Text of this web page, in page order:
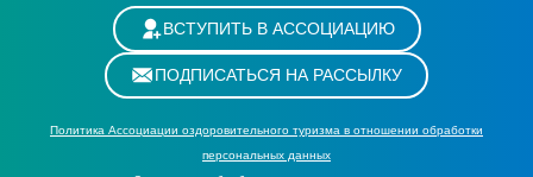
ВСТУПИТЬ В АССОЦИАЦИЮ
ПОДПИСАТЬСЯ НА РАССЫЛКУ
Политика Ассоциации оздоровительного туризма в отношении обработки
персональных данных